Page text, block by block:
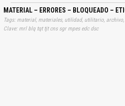
MATERIAL – ERRORES – BLOQUEADO –
Tags: material, materiales, utilidad, utilitario,
Clave: mrl blq tqt tjt cns sgr mpes edc dsc